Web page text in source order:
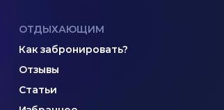
ОТДЫХАЮЩИМ
Как забронировать?
Отзывы
Статьи